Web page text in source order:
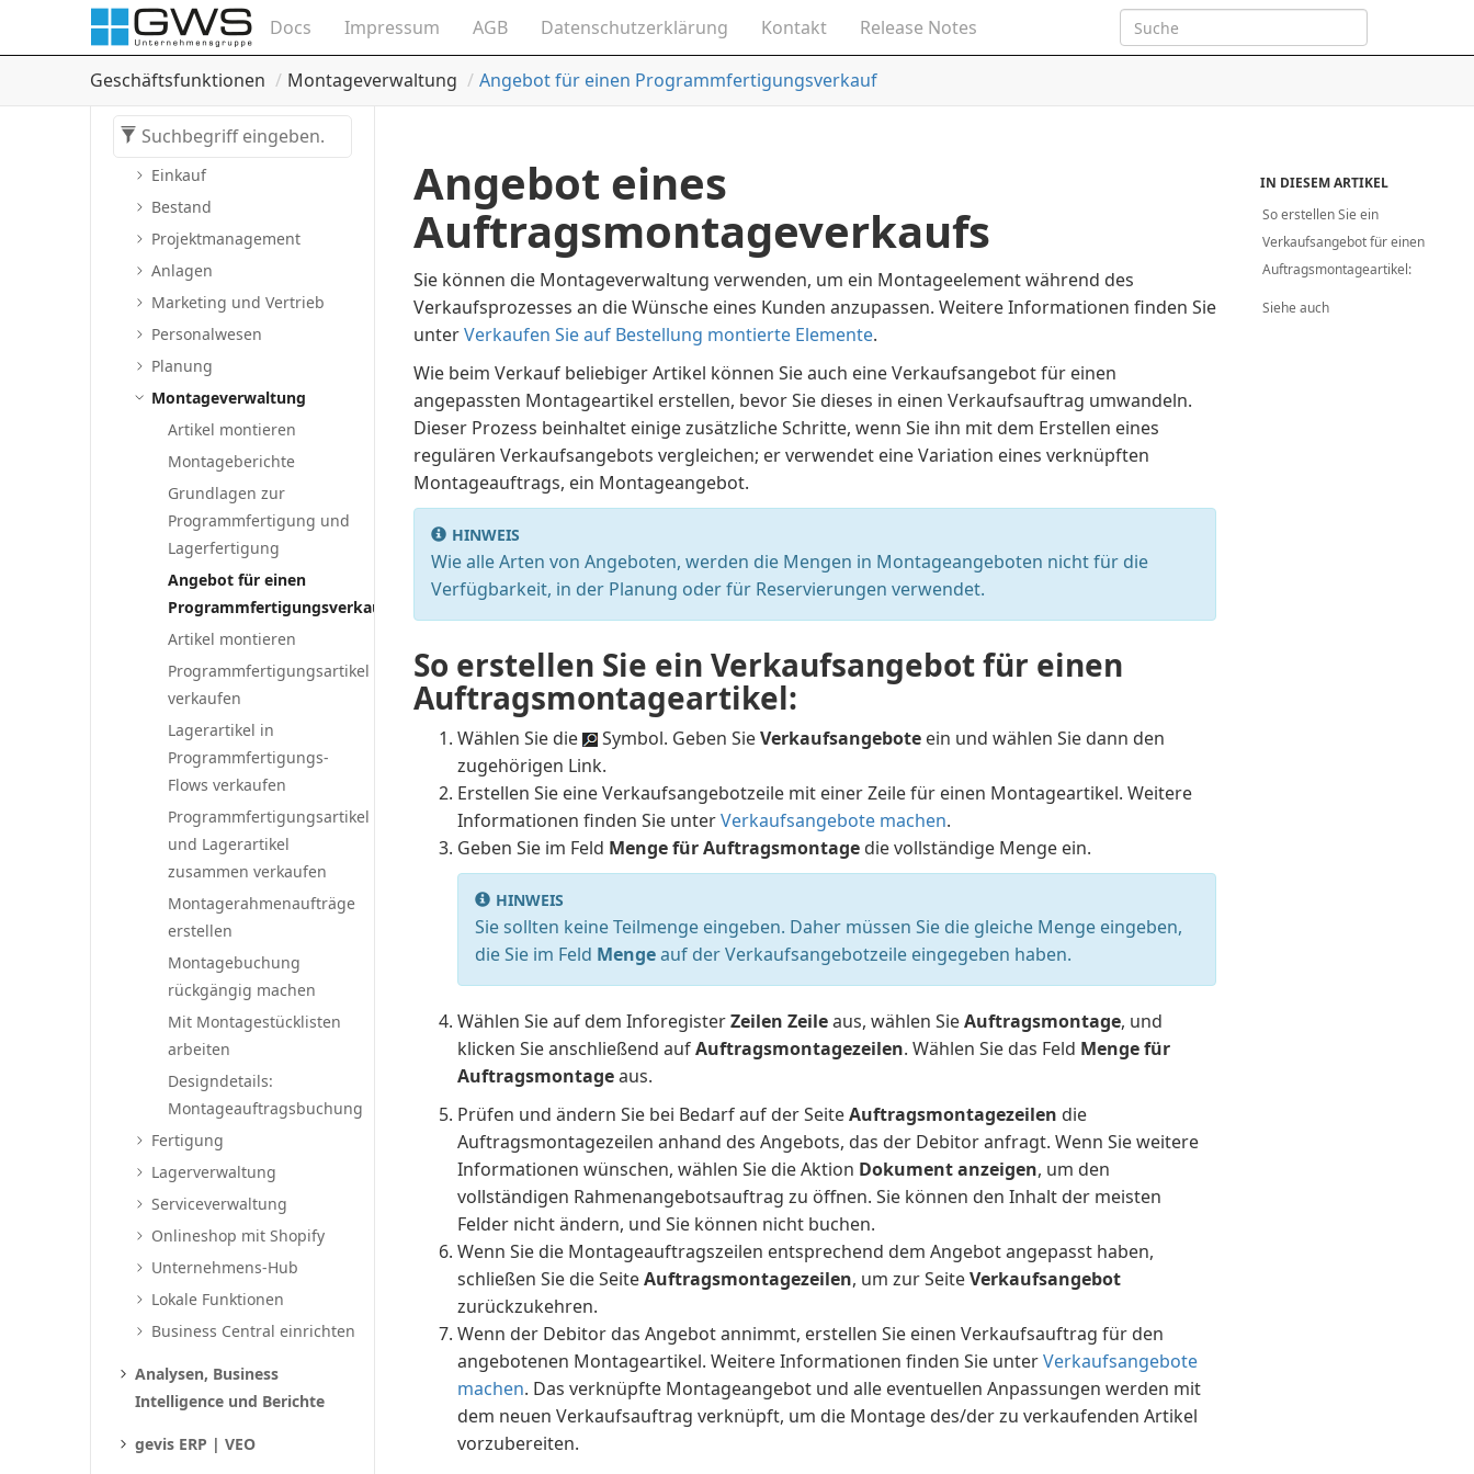
Docs Impressum AGB Datenschutzerklärung Kontakt Release Notes
Geschäftsfunktionen Montageverwaltung Angebot für einen Programmfertigungsverkauf
Allgemeine
Unternehmensfunktionen
Finanzen
Finanzielle Analysen
Vertrieb
Einkauf
Bestand
Projektmanagement
Anlagen
Marketing und Vertrieb
Personalwesen
Planung
Montageverwaltung
Artikel montieren
Montageberichte
Grundlagen zur
Programmfertigung und
Lagerfertigung
Angebot für einen
Programmfertigungsverkauf
Artikel montieren
Programmfertigungsartikel
verkaufen
Lagerartikel in
Programmfertigungs-
Flows verkaufen
Programmfertigungsartikel
und Lagerartikel
zusammen verkaufen
Montagerahmenaufträge
erstellen
Montagebuchung
rückgängig machen
Mit Montagestücklisten
arbeiten
Designdetails:
Montageauftragsbuchung
Fertigung
Lagerverwaltung
Serviceverwaltung
Onlineshop mit Shopify
Unternehmens-Hub
Lokale Funktionen
Business Central einrichten
Analysen, Business
Intelligence und Berichte
gevis ERP | VEO
Angebot eines
Auftragsmontageverkaufs
Sie können die Montageverwaltung verwenden, um ein Montageelement während des
Verkaufsprozesses an die Wünsche eines Kunden anzupassen. Weitere Informationen finden Sie
unterVerkaufen Sie auf Bestellung montierte Elemente.
Wie beim Verkauf beliebiger Artikel können Sie auch eine Verkaufsangebot für einen
angepassten Montageartikel erstellen, bevor Sie dieses in einen Verkaufsauftrag umwandeln.
Dieser Prozess beinhaltet einige zusätzliche Schritte, wenn Sie ihn mit dem Erstellen eines
regulären Verkaufsangebots vergleichen; er verwendet eine Variation eines verknüpften
Montageauftrags, ein Montageangebot.
HINWEIS
Wie alle Arten von Angeboten, werden die Mengen in Montageangeboten nicht für die
Verfügbarkeit, in der Planung oder für Reservierungen verwendet.
So erstellen Sie ein Verkaufsangebot für einen
Auftragsmontageartikel:
Wählen Sie die Symbol. Geben SieVerkaufsangebote ein und wählen Sie dann den
zugehörigen Link.
Erstellen Sie eine Verkaufsangebotzeile mit einer Zeile für einen Montageartikel. Weitere
Informationen finden Sie unterVerkaufsangebote machen.
Geben Sie im Feld Menge für Auftragsmontage die vollständige Menge ein.
HINWEIS
Sie sollten keine Teilmenge eingeben. Daher müssen Sie die gleiche Menge eingeben,
die Sie im Feld Mengeauf der Verkaufsangebotzeile eingegeben haben.
Wählen Sie auf dem InforegisterZeilen Zeileaus, wählen SieAuftragsmontage, und
klicken Sie anschließend aufAuftragsmontagezeilen. Wählen Sie das Feld Menge für
Auftragsmontageaus.
Prüfen und ändern Sie bei Bedarf auf der SeiteAuftragsmontagezeilen die
Auftragsmontagezeilen anhand des Angebots, das der Debitor anfragt. Wenn Sie weitere
Informationen wünschen, wählen Sie die Aktion Dokument anzeigen, um den
vollständigen Rahmenangebotsauftrag zu öffnen. Sie können den Inhalt der meisten
Felder nicht ändern, und Sie können nicht buchen.
Wenn Sie die Montageauftragszeilen entsprechend dem Angebot angepasst haben,
schließen Sie die SeiteAuftragsmontagezeilen, um zur SeiteVerkaufsangebot
zurückzukehren.
Wenn der Debitor das Angebot annimmt, erstellen Sie einen Verkaufsauftrag für den
angebotenen Montageartikel. Weitere Informationen finden Sie unterVerkaufsangebote
machen. Das verknüpfte Montageangebot und alle eventuellen Anpassungen werden mit
dem neuen Verkaufsauftrag verknüpft, um die Montage des/der zu verkaufenden Artikel
vorzubereiten.
IN DIESEM ARTIKEL
So erstellen Sie ein
Verkaufsangebot für einen
Auftragsmontageartikel:
Siehe auch